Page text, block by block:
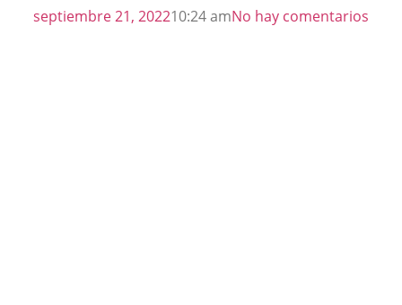
septiembre 21, 202210:24 amNo hay comentarios